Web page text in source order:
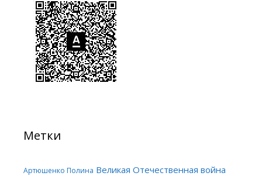
Метки
Артюшенко Полина Великая Отечественная война